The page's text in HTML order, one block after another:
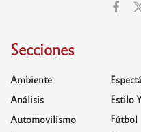
Secciones
Ambiente
Análisis
Automovilismo
Estilo
Fútbol